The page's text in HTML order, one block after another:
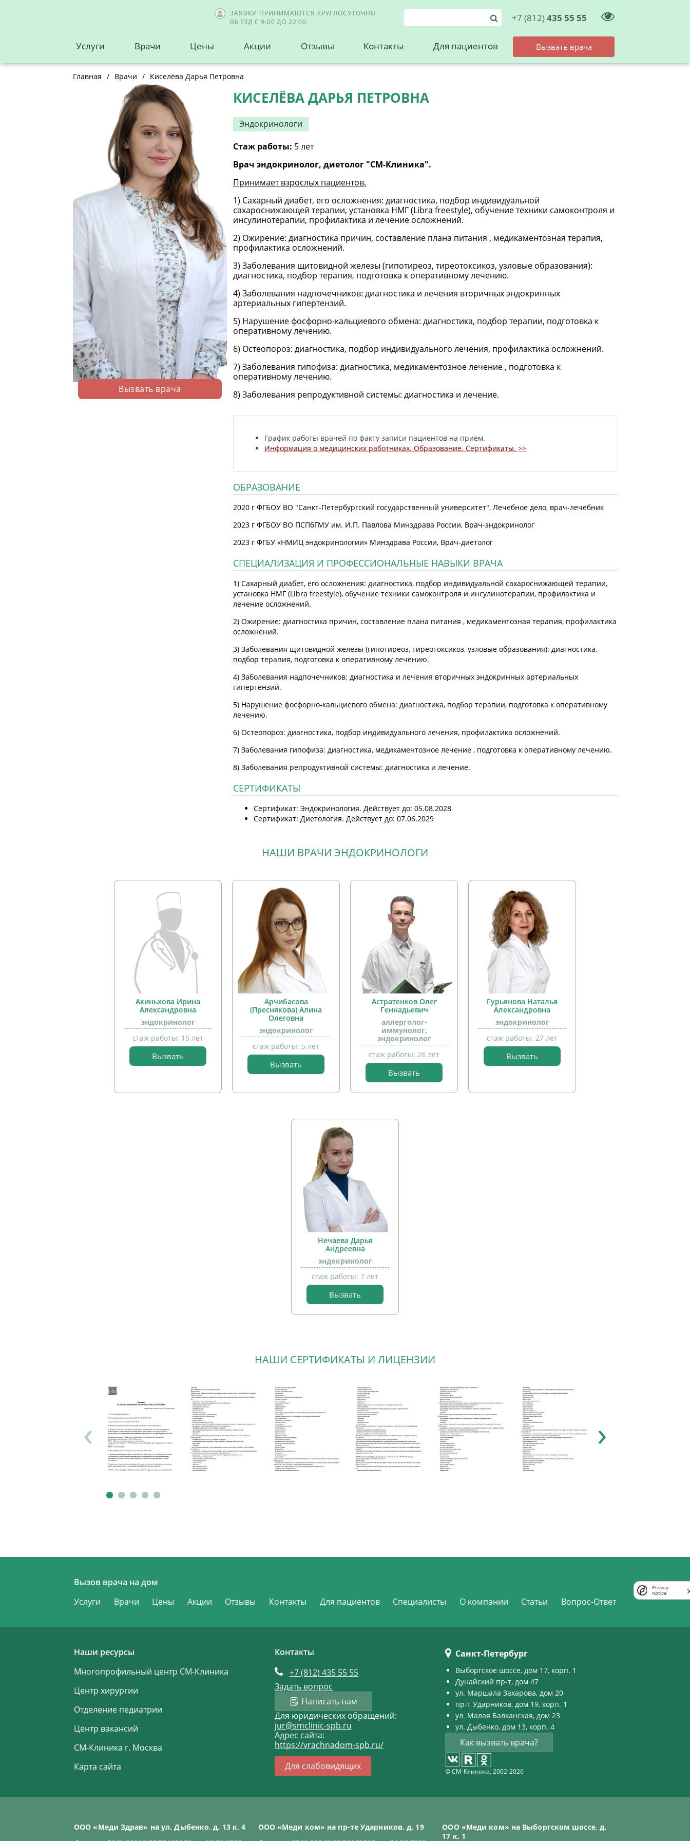
ЗАЯВКИ ПРИНИМАЮТСЯ КРУГЛОСУТОЧНО
ВЫЕЗД С 9:00 ДО 22:00
+7 (812)435 55 55
Услуги Врачи Цены Акции Отзывы Контакты Для пациентов Вызвать врача
Главная / Врачи / Киселёва Дарья Петровна
Вызвать врача
КИСЕЛЁВА ДАРЬЯ ПЕТРОВНА
Эндокринологи
Стаж работы: 5 лет
Врач эндокринолог, диетолог "СМ-Клиника".
Принимает взрослых пациентов.
1) Сахарный диабет, его осложнения: диагностика, подбор индивидуальной
сахароснижающей терапии, установка НМГ (Libra freestyle), обучение техники самоконтроля и
инсулинотерапии, профилактика и лечение осложнений.
2) Ожирение: диагностика причин, составление плана питания , медикаментозная терапия,
профилактика осложнений.
3) Заболевания щитовидной железы (гипотиреоз, тиреотоксикоз, узловые образования):
диагностика, подбор терапия, подготовка к оперативному лечению.
4) Заболевания надпочечников: диагностика и лечения вторичных эндокринных
артериальных гипертензий.
5) Нарушение фосфорно-кальциевого обмена: диагностика, подбор терапии, подготовка к
оперативному лечению.
6) Остеопороз: диагностика, подбор индивидуального лечения, профилактика осложнений.
7) Заболевания гипофиза: диагностика, медикаментозное лечение , подготовка к
оперативному лечению.
8) Заболевания репродуктивной системы: диагностика и лечение.
График работы врачей по факту записи пациентов на прием.
Информация о медицинских работниках. Образование. Сертификаты. >>
ОБРАЗОВАНИЕ
2020 г ФГБОУ ВО "Санкт-Петербургский государственный университет", Лечебное дело, врач-лечебник
2023 г ФГБОУ ВО ПСПбГМУ им. И.П. Павлова Минздрава России, Врач-эндокринолог
2023 г ФГБУ «НМИЦ эндокринологии» Минздрава России, Врач-диетолог
СПЕЦИАЛИЗАЦИЯ И ПРОФЕССИОНАЛЬНЫЕ НАВЫКИ ВРАЧА
1) Сахарный диабет, его осложнения: диагностика, подбор индивидуальной сахароснижающей терапии,
установка НМГ (Libra freestyle), обучение техники самоконтроля и инсулинотерапии, профилактика и
лечение осложнений.
2) Ожирение: диагностика причин, составление плана питания , медикаментозная терапия, профилактика
осложнений.
3) Заболевания щитовидной железы (гипотиреоз, тиреотоксикоз, узловые образования): диагностика,
подбор терапия, подготовка к оперативному лечению.
4) Заболевания надпочечников: диагностика и лечения вторичных эндокринных артериальных
гипертензий.
5) Нарушение фосфорно-кальциевого обмена: диагностика, подбор терапии, подготовка к оперативному
лечению.
6) Остеопороз: диагностика, подбор индивидуального лечения, профилактика осложнений.
7) Заболевания гипофиза: диагностика, медикаментозное лечение , подготовка к оперативному лечению.
8) Заболевания репродуктивной системы: диагностика и лечение.
СЕРТИФИКАТЫ
Сертификат: Эндокринология. Действует до: 05.08.2028
Сертификат: Диетология. Действует до: 07.06.2029
НАШИ ВРАЧИ ЭНДОКРИНОЛОГИ
прием
детей
Акиньхова Ирина
Александровна
эндокринолог
стаж работы: 15 лет
Вызвать
Арчибасова
(Преснякова) Алина
Олеговна
эндокринолог
стаж работы: 5 лет
Вызвать
прием
Астратенков Олег
Геннадьевич
аллерголог-
иммунолог,
эндокринолог
стаж работы: 26 лет
Вызвать
Гурьянова Наталья
Александровна
эндокринолог
стаж работы: 27 лет
Вызвать
прием
Нечаева Дарья
Андреевна
эндокринолог
стаж работы: 7 лет
Вызвать
НАШИ СЕРТИФИКАТЫ И ЛИЦЕНЗИИ
‹ ›
Вызов врача на дом
Услуги
Врачи Цены Акции Отзывы Контакты Для пациентов Специалисты О компании Статьи Вопрос-Ответ
Наши ресурсы
Многопрофильный центр СМ-Клиника
Центр хирургии
Отделение педиатрии
Центр вакансий
СМ-Клиника г. Москва
Карта сайта
Контакты
+7 (812) 435 55 55
Задать вопрос
Написать нам
Для юридических обращений:
jur@smclinic-spb.ru
Адрес сайта:
https://vrachnadom-spb.ru/
Для слабовидящих
Санкт-Петербург
Выборгское шоссе, дом 17, корп. 1
Дунайский пр-т, дом 47
ул. Маршала Захарова, дом 20
пр-т Ударников, дом 19, корп. 1
ул. Малая Балканская, дом 23
ул. Дыбенко, дом 13, корп. 4
Как вызвать врача?
© СМ-Клиника, 2002-2026
ООО «Меди Здрав» на ул. Дыбенко, д. 13 к. 4
ООО «Меди ком» на пр-те Ударников, д. 19
ООО «Меди ком» на Выборгском шоссе, д.
17 к. 1
Privacy
notice